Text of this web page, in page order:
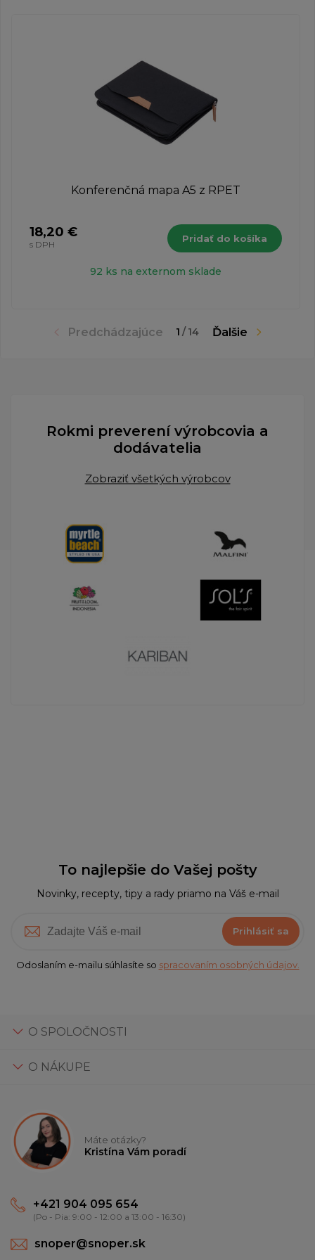
Predchádzajúce 1 / 14 Ďalšie
Konferenčná mapa A5 z RPET
18,20 €
s DPH
Pridať do košíka
92 ks na externom sklade
Rokmi preverení výrobcovia a
dodávatelia
Zobraziť všetkých výrobcov
To najlepšie do Vašej pošty
Novinky, recepty, tipy a rady priamo na Váš e-mail
Prihlásiť sa
Odoslaním e-mailu súhlasíte so spracovaním osobných údajov.
O SPOLOČNOSTI
O NÁKUPE
Máte otázky?
Kristína Vám poradí
+421 904 095 654
(Po - Pia: 9:00 - 12:00 a 13:00 - 16:30)
snoper@snoper.sk